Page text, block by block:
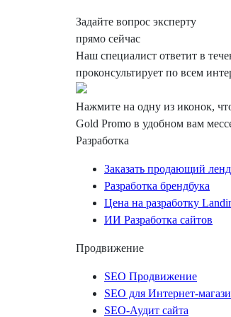
Задайте вопрос эксперту
прямо сейчас
Наш специалист ответит в
проконсультирует по всем
Нажмите на одну из иконок,
Gold Promo в удобном вам
Разработка
Заказать продающий
Разработка брендбука
Цена на разработку
ИИ Разработка сайтов
Продвижение
SEO Продвижение
SEO для Интернет-
SEO-Аудит сайта